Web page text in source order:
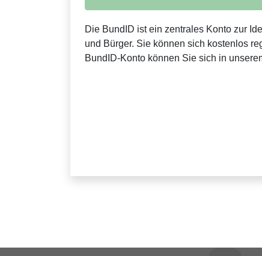
Die BundID ist ein zentrales Konto zur
und Bürger. Sie können sich kostenlos
BundID-Konto können Sie sich in